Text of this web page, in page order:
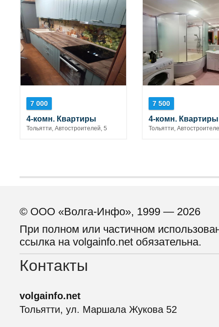
7 000
4-комн. Квартиры
Тольятти, Автостроителей, 5
7 500
4-комн. Квартиры
Тольятти,
© ООО «Волга-Инфо», 1999 — 2026
При полном или частичном
ссылка на volgainfo.net обязательна.
Контакты
volgainfo.net
Тольятти, ул. Маршала Жукова 52